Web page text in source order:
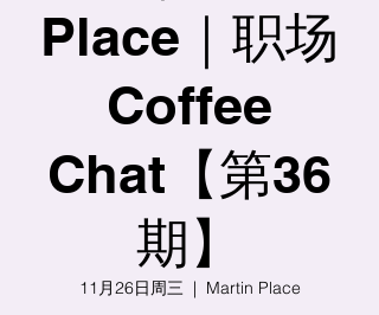
Place｜职场
Coffee
Chat【第36
期】
11月26日周三
  |
Martin Place